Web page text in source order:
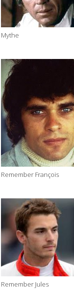
Mythe
Remember François
Remember Jules